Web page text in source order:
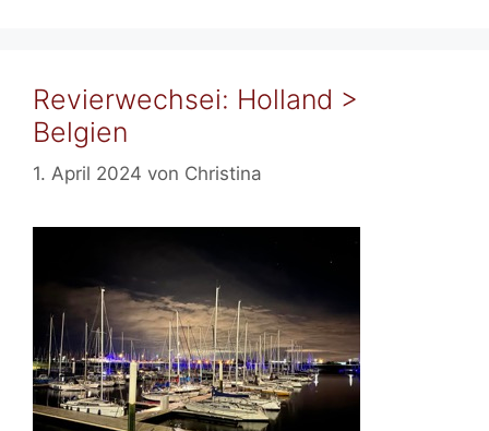
Revierwechsei: Holland >
Belgien
1. April 2024 von Christina